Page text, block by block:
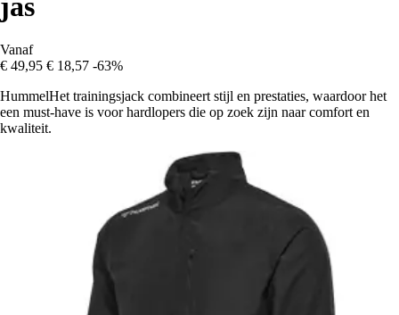
Vanaf
€ 49,95 € 18,57 -63%
HummelHet trainingsjack combineert stijl en prestaties, waardoor het
een must-have is voor hardlopers die op zoek zijn naar comfort en
kwaliteit.